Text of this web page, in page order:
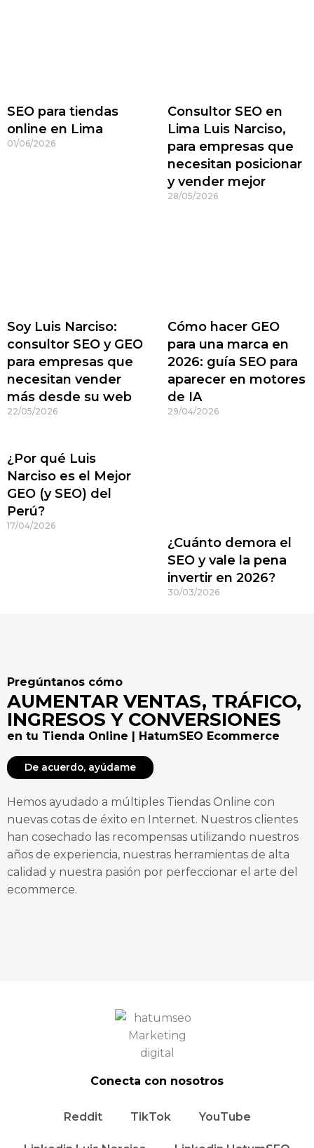
SEO para tiendas
online en Lima
01/06/2026
Consultor SEO en
Lima Luis Narciso,
para empresas que
necesitan posicionar
y vender mejor
28/05/2026
Soy Luis Narciso:
consultor SEO y GEO
para empresas que
necesitan vender
más desde su web
22/05/2026
Cómo hacer GEO
para una marca en
2026: guía SEO para
aparecer en motores
de IA
29/04/2026
¿Por qué Luis
Narciso es el Mejor
GEO (y SEO) del
Perú?
17/04/2026
¿Cuánto demora el
SEO y vale la pena
invertir en 2026?
30/03/2026
Pregúntanos cómo
AUMENTAR VENTAS, TRÁFICO,
INGRESOS Y CONVERSIONES
en tu Tienda Online | HatumSEO Ecommerce
De acuerdo, ayúdame
Hemos ayudado a múltiples Tiendas Online con
nuevas cotas de éxito en Internet. Nuestros clientes
han cosechado las recompensas utilizando nuestros
años de experiencia, nuestras herramientas de alta
calidad y nuestra pasión por perfeccionar el arte del
ecommerce.
Conecta con nosotros
Reddit TikTok YouTube